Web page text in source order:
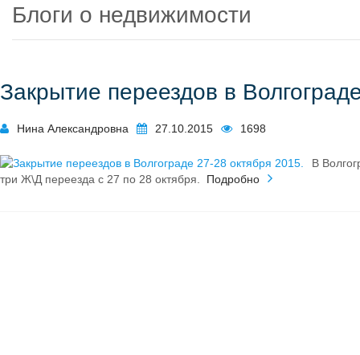
Блоги о недвижимости
Закрытие переездов в
Нина Александровна 27.10.2015 1698
В
три Ж\Д переезда с 27 по 28 октября. Подробно